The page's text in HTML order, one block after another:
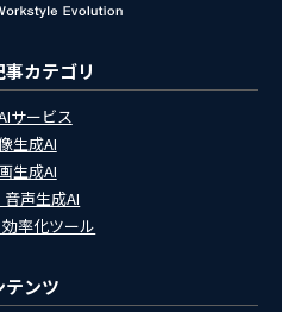
カテゴリ
サービス
生成AI
生成AI
音声生成AI
率化ツール
テンツ